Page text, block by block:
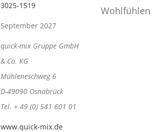
3025-1519
September 2027
quick-mix Gruppe GmbH
& Co. KG
Mühleneschweg 6
D-49090 Osnabrück
Tel. + 49 (0) 541 601 01
www.quick-mix.de